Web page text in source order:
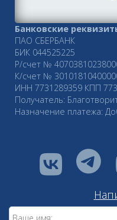
Банковские
ПАО СБЕРБАНК
БИК 044525225
Р/счет №
К/счет №
ИНН 7731289359 КПП
Получатель:
Назначение платежа:
vkontakte